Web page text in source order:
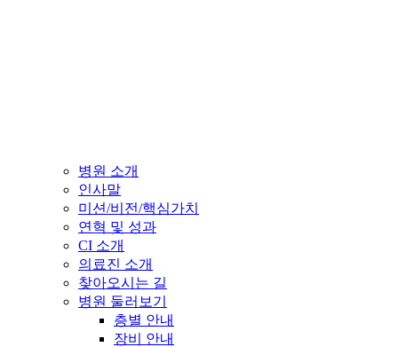
병원 소개
인사말
미션/비전/핵심가치
연혁 및 성과
CI 소개
의료진 소개
찾아오시는 길
병원 둘러보기
층별 안내
장비 안내